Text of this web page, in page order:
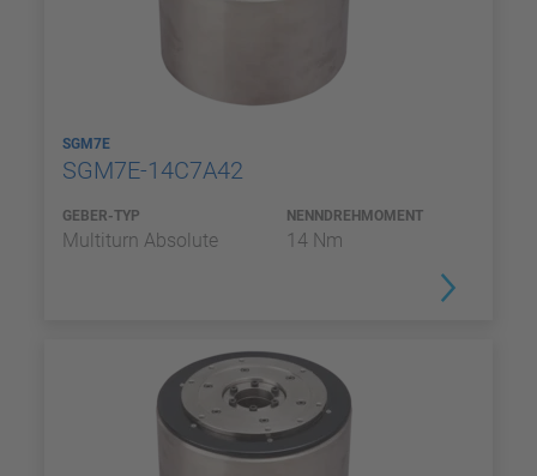
SGM7E
SGM7E-14C7A42
GEBER-TYP
Multiturn Absolute
NENNDREHMOMENT
14 Nm